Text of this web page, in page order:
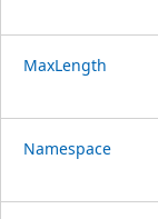
MaxLength
Namespace